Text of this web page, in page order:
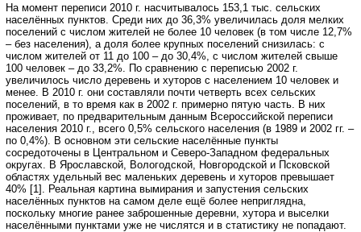
На момент переписи 2010 г. насчитывалось 153,1 тыс. сельских
населённых пунктов. Среди них до 36,3% увеличилась доля мелких
поселений с числом жителей не более 10 человек (в том числе 12,7%
– без населения), а доля более крупных поселений снизилась: с
числом жителей от 11 до 100 – до 30,4%, с числом жителей свыше
100 человек – до 33,2%. По сравнению с переписью 2002 г.
увеличилось число деревень и хуторов с населением 10 человек и
менее. В 2010 г. они составляли почти четверть всех сельских
поселений, в то время как в 2002 г. примерно пятую часть. В них
проживает, по предварительным данным Всероссийской переписи
населения 2010 г., всего 0,5% сельского населения (в 1989 и 2002 гг. –
по 0,4%). В основном эти сельские населённые пункты
сосредоточены в Центральном и Северо-Западном федеральных
округах. В Ярославской, Вологодской, Новгородской и Псковской
областях удельный вес маленьких деревень и хуторов превышает
40% [1]. Реальная картина вымирания и запустения сельских
населённых пунктов на самом деле ещё более неприглядна,
поскольку многие ранее заброшенные деревни, хутора и выселки
населёнными пунктами уже не числятся и в статистику не попадают.